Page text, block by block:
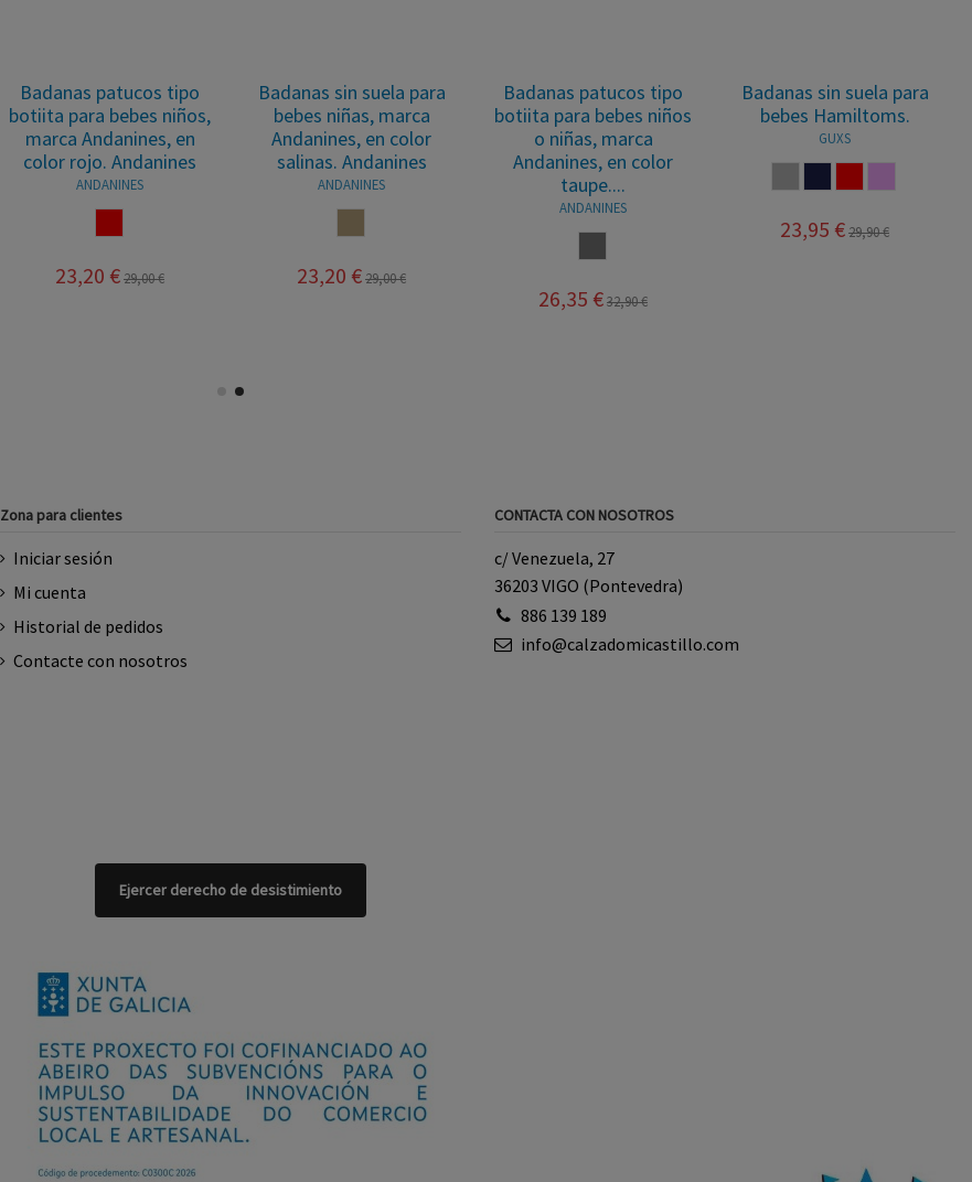
Badanas patucos tipo
botiita para bebes niños,
marca Andanines, en
color rojo. Andanines
ANDANINES
23,20 €29,00 €
Badanas sin suela para
bebes niñas, marca
Andanines, en color
salinas. Andanines
ANDANINES
23,20 €29,00 €
Badanas patucos tipo
botiita para bebes niños
o niñas, marca
Andanines, en color
taupe....
ANDANINES
26,35 €32,90 €
Badanas sin suela para
bebes Hamiltoms.
GUXS
23,95 €29,90 €
Zona para clientes
Iniciar sesión
Mi cuenta
Historial de pedidos
Contacte con nosotros
CONTACTA CON NOSOTROS
c/ Venezuela, 27
36203 VIGO (Pontevedra)
886 139 189
info@calzadomicastillo.com
Ejercer derecho de desistimiento